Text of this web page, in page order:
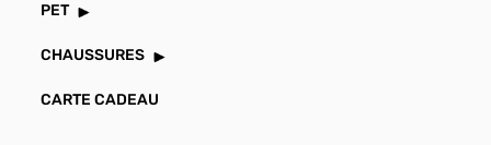
PET
CHAUSSURES
CARTE CADEAU